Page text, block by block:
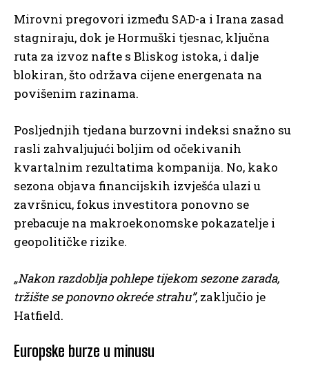
Mirovni pregovori između SAD-a i Irana zasad
stagniraju, dok je Hormuški tjesnac, ključna
ruta za izvoz nafte s Bliskog istoka, i dalje
blokiran, što održava cijene energenata na
povišenim razinama.
Posljednjih tjedana burzovni indeksi snažno su
rasli zahvaljujući boljim od očekivanih
kvartalnim rezultatima kompanija. No, kako
sezona objava financijskih izvješća ulazi u
završnicu, fokus investitora ponovno se
prebacuje na makroekonomske pokazatelje i
geopolitičke rizike.
„Nakon razdoblja pohlepe tijekom sezone zarada,
tržište se ponovno okreće strahu”, zaključio je
Hatfield.
Europske burze u minusu